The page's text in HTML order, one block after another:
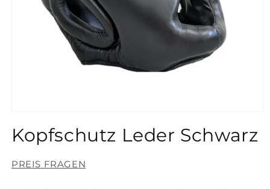
in
Modal
Kopfschutz Leder Schwarz
PREIS FRAGEN